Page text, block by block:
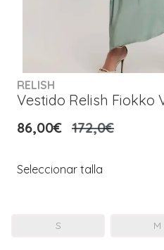
RELISH
Vestido Relish Fiokko
86,00€ 172,0€
Seleccionar talla
S M